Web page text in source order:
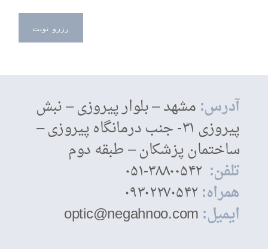
رزرو نوبت
آدرس:مشهد – بلوار پیروزی – نبش
پیروزی ۳۱- جنب درمانگاه پیروزی –
ساختمان پزشکان – طبقه دوم
تلفن:
همراه:۰۹۳۰۲۲۷۰۵۴۲
ایمیل:optic@negahnoo.com